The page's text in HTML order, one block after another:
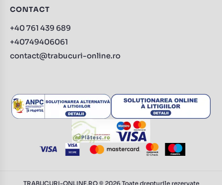
CONTACT
+40 761 439 689
+40749406061
contact@trabucuri-online.ro
TRABUCURI-ONLINE.RO © 2026 Toate drepturile rezervate